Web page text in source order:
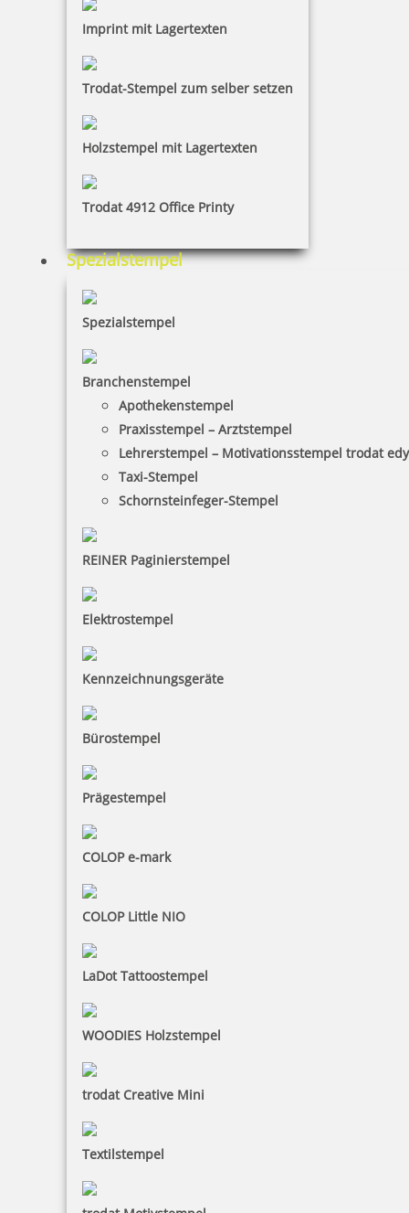
Imprint mit Lagertexten
Trodat-Stempel zum selber setzen
Holzstempel mit Lagertexten
Trodat 4912 Office Printy
Spezialstempel
Spezialstempel
Branchenstempel
Apothekenstempel
Praxisstempel – Arztstempel
Lehrerstempel – Motivationsstempel trodat
Taxi-Stempel
Schornsteinfeger-Stempel
REINER Paginierstempel
Elektrostempel
Kennzeichnungsgeräte
Bürostempel
Prägestempel
COLOP e-mark
COLOP Little NIO
LaDot Tattoostempel
WOODIES Holzstempel
trodat Creative Mini
Textilstempel